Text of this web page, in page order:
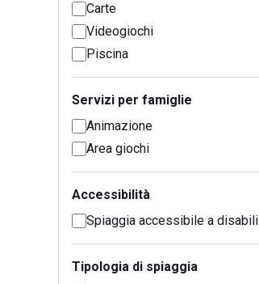
Carte
Videogiochi
Piscina
Servizi per famiglie
Animazione
Area giochi
Accessibilità
Spiaggia accessibile a disabili
Tipologia di spiaggia